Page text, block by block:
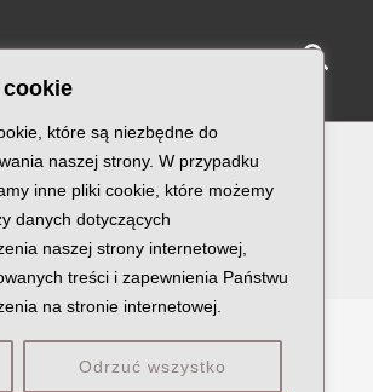
które są niezbędne do
naszej strony. W przypadku
inne pliki cookie, które możemy
danych dotyczących
naszej strony internetowej,
treści i zapewnienia Państwu
na stronie internetowej.
Odrzuć wszystko